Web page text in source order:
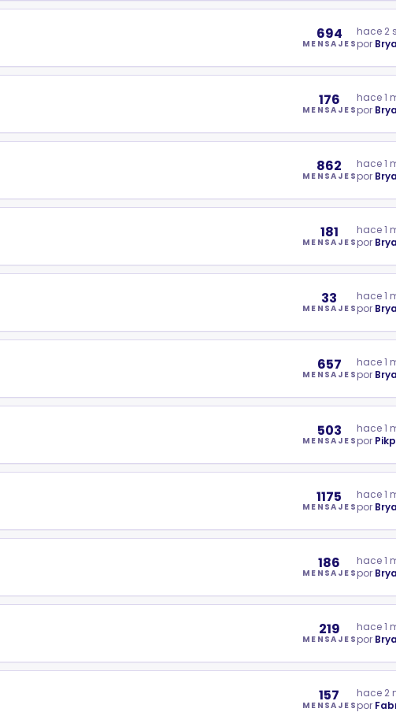
694
MENSAJES
hace 2
por
176
MENSAJES
hace 1
por
862
MENSAJES
hace 1
por
181
MENSAJES
hace 1
por
33
MENSAJES
hace 1
por
657
MENSAJES
hace 1
por
503
MENSAJES
hace 1
por
1175
MENSAJES
hace 1
por
186
MENSAJES
hace 1
por
219
MENSAJES
hace 1
por
157
MENSAJES
hace 2
por